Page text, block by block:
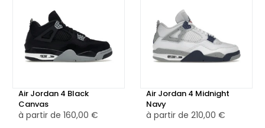
Air Jordan 4 Black
Canvas
à partir de 160,00 €
Air Jordan 4 Midnight
Navy
à partir de 210,00 €